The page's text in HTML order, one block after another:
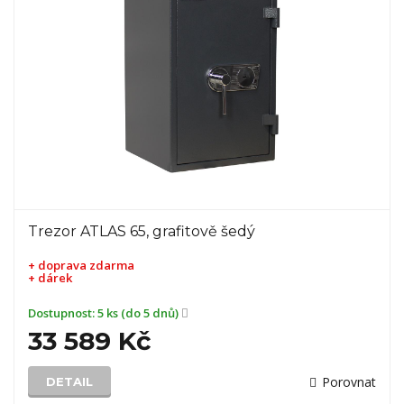
Trezor ATLAS 65, grafitově šedý
+ doprava zdarma
+ dárek
Dostupnost:5 ks (do 5 dnů)
33 589 Kč
DETAIL Porovnat